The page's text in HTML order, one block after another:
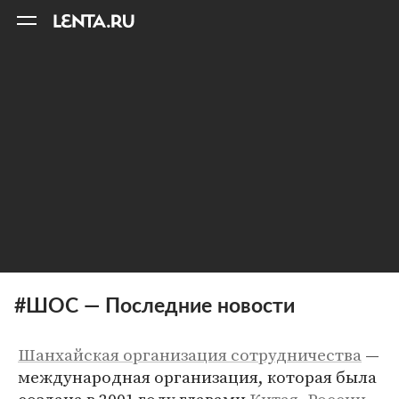
#ШОС — Последние новости
Шанхайская организация сотрудничества—
международная организация, которая была